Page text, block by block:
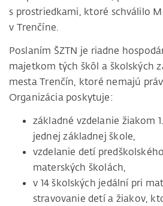
s prostriedkami, ktoré schválilo
v Trenčíne.
Poslaním ŠZTN je riadne
majetkom tých škôl a školských
mesta Trenčín, ktoré nemajú
Organizácia poskytuje:
základné vzdelanie žiakom
jednej základnej škole,
vzdelanie detí
materských školách,
v 14 školských jedální pri
stravovanie detí a žiakov,